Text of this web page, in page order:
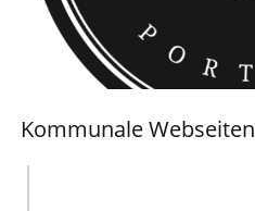
Kommunale Webseiten